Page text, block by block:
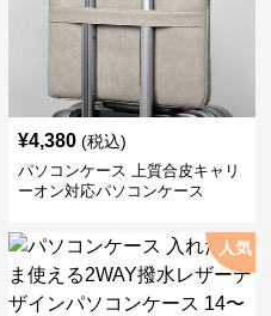
¥4,380 (税込)
パソコンケース 上質合皮キャリ
ーオン対応パソコンケース
人気